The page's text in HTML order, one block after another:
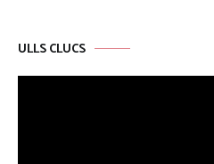
ULLS CLUCS